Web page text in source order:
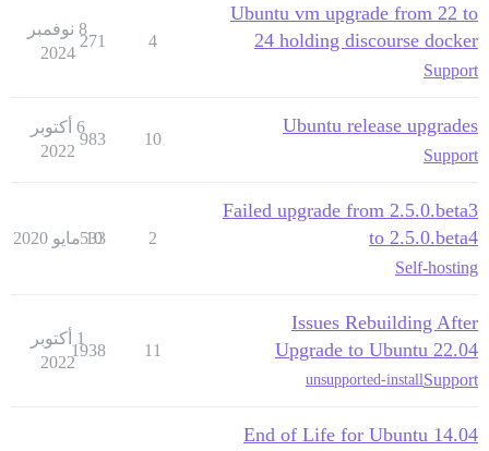
Ubuntu vm upgrade from 22 to
24 holding discourse docker
Support
4
271
8 نوفمبر
2024
Ubuntu release upgrades
Support
10
983
6 أكتوبر
2022
Failed upgrade from 2.5.0.beta3
to 2.5.0.beta4
Self-hosting
2
533
10 مايو 2020
Issues Rebuilding After
Upgrade to Ubuntu 22.04
Support
unsupported-install
11
1938
1 أكتوبر
2022
End of Life for Ubuntu 14.04